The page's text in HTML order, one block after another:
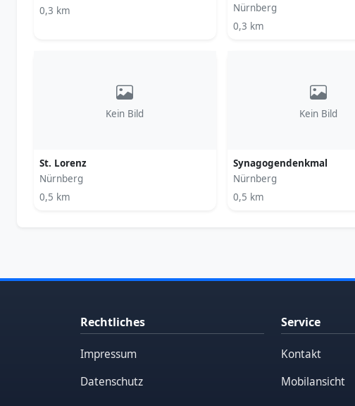
0,3 km
Nürnberg
0,3 km
Kein Bild
St. Lorenz
Nürnberg
0,5 km
Kein Bild
Synagogendenkmal
Nürnberg
0,5 km
Rechtliches
Impressum
Datenschutz
Service
Kontakt
Mobilansicht